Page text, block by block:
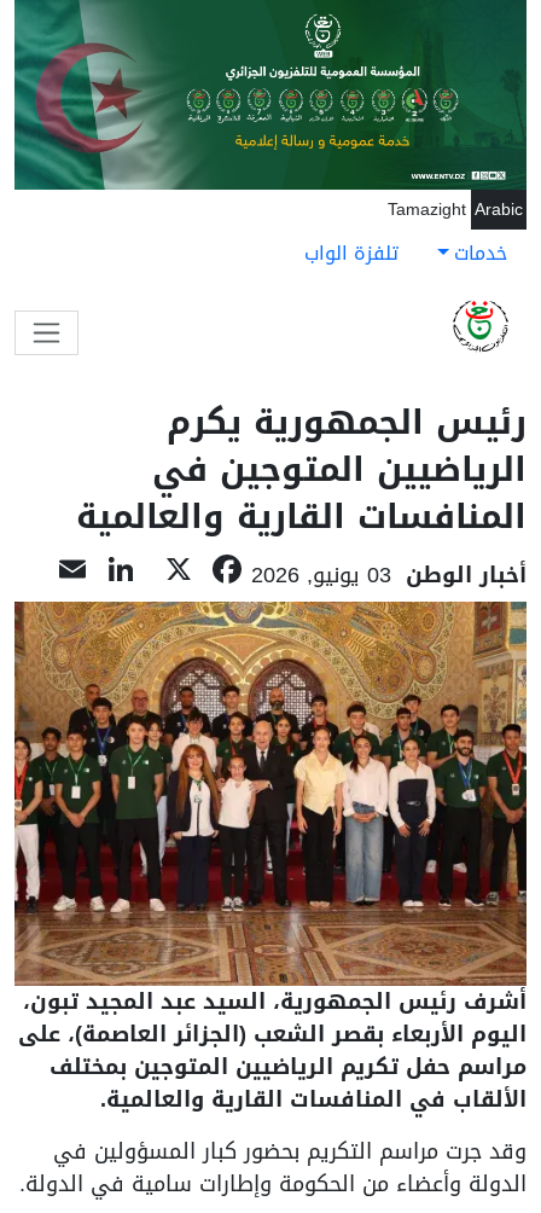
تجاوز إلى المحتوى الرئيسي
Arabic
Tamazight
خدمات تلفزة الواب
رئيس الجمهورية يكرم
الرياضيين المتوجين في
المنافسات القارية والعالمية
أخبار الوطن 03 يونيو, 2026 Facebook
أشرف رئيس الجمهورية، السيد عبد المجيد تبون،
اليوم الأربعاء بقصر الشعب (الجزائر العاصمة)، على
مراسم حفل تكريم الرياضيين المتوجين بمختلف
الألقاب في المنافسات القارية والعالمية.
وقد جرت مراسم التكريم بحضور كبار المسؤولين في
الدولة وأعضاء من الحكومة وإطارات سامية في الدولة.